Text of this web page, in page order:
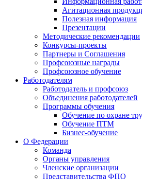
Агитационная
Полезная информация
Презентации
Методические рекомендации
Конкурсы-проекты
Партнеры и Соглашения
Профсоюзные награды
Профсоюзное обучение
Работодателям
Работодатель и профсоюз
Объединения работодателей
Программы обучения
Обучение по охране
Обучение ПТМ
Бизнес-обучение
О Федерации
Команда
Органы управления
Членские организации
Представительства ФПО